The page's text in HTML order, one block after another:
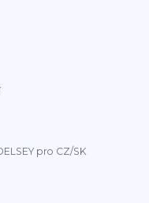
pro CZ/SK